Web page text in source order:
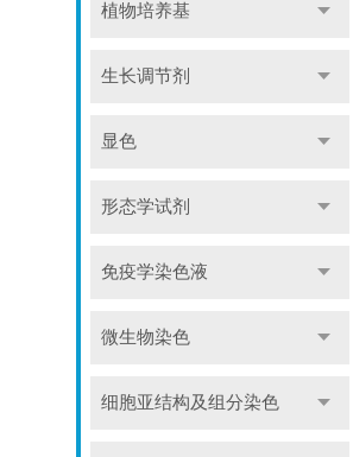
植物培养基
生长调节剂
显色
形态学试剂
免疫学染色液
微生物染色
细胞亚结构及组分染色